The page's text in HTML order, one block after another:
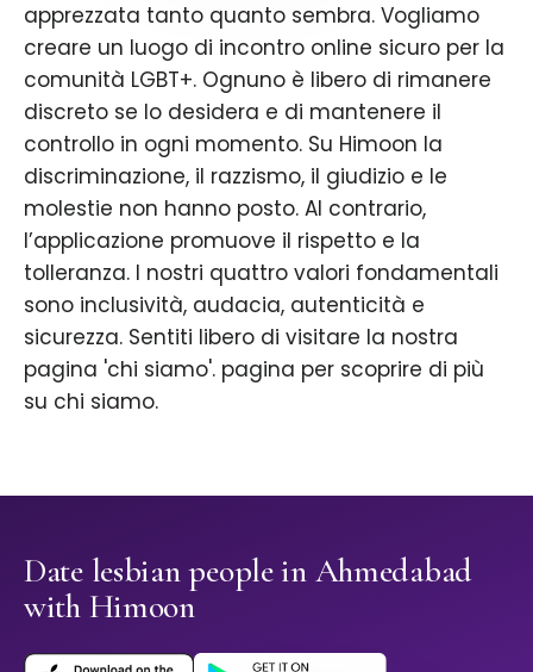
apprezzata tanto quanto sembra. Vogliamo
creare un luogo di incontro online sicuro per la
comunità LGBT+. Ognuno è libero di rimanere
discreto se lo desidera e di mantenere il
controllo in ogni momento. Su Himoon la
discriminazione, il razzismo, il giudizio e le
molestie non hanno posto. Al contrario,
l’applicazione promuove il rispetto e la
tolleranza. I nostri quattro valori fondamentali
sono inclusività, audacia, autenticità e
sicurezza. Sentiti libero di visitare la nostra
pagina 'chi siamo'. pagina per scoprire di più
su chi siamo.
Date lesbian people in Ahmedabad
with Himoon